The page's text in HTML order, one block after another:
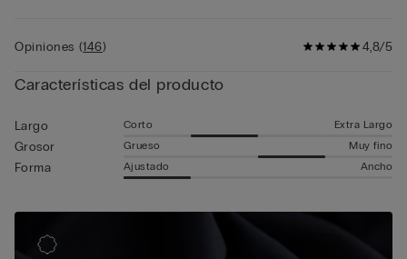
4,8/5
Opiniones (146)
Características del producto
Largo Corto Extra Largo
Grosor Grueso Muy fino
Forma Ajustado Ancho